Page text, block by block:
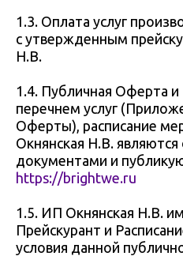
1.3. Оплата услуг
с утвержденным
Н.В.
1.4. Публичная Оферта и
перечнем услуг
Оферты), расписание
Окнянская Н.В.
документами и
https://brightwe.ru
1.5. ИП Окнянская Н.В.
Прейскурант и
условия данной